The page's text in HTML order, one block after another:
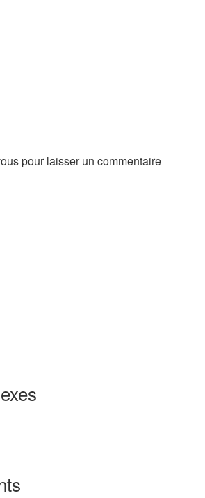
pour laisser un commentaire